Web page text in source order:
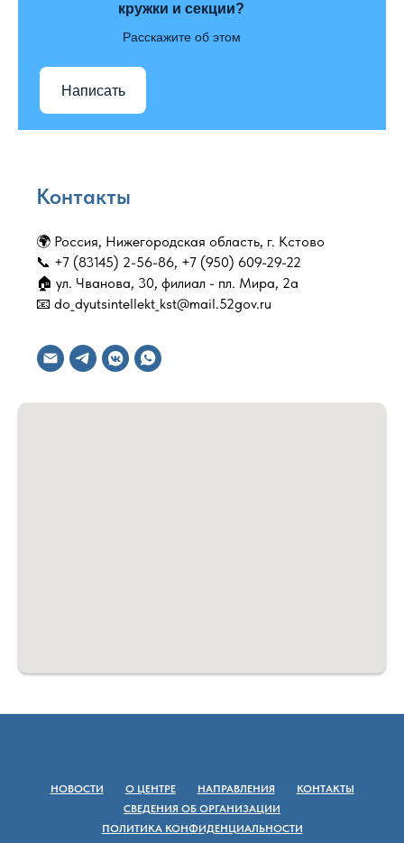
кружки и секции?
Расскажите об этом
Написать
Контакты
🌍 Россия, Нижегородская область, г. Кстово
📞 +7 (83145) 2-56-86, +7 (950) 609-29-22
🏠 ул. Чванова, 30, филиал - пл. Мира, 2а
📧 do_dyutsintellekt_kst@mail.52gov.ru
НОВОСТИ О ЦЕНТРЕ НАПРАВЛЕНИЯ
КОНТАКТЫ
СВЕДЕНИЯ ОБ ОРГАНИЗАЦИИ
ПОЛИТИКА КОНФИДЕНЦИАЛЬНОСТИ